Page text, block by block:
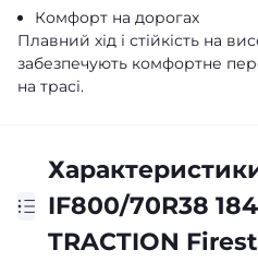
Комфорт на дорогах
Плавний хід і стійкість на
забезпечують комфортне
на трасі.
IF800/70R38
TRACTION